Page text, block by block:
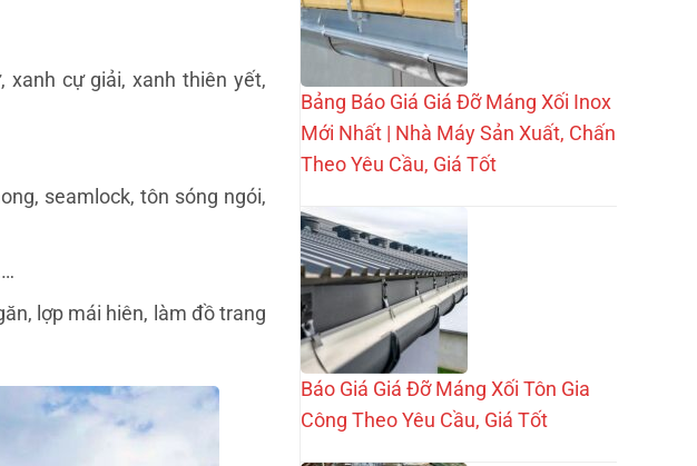
xanh cự giải, xanh thiên yết,
seamlock, tôn sóng ngói,
lợp mái hiên, làm đồ trang
Bảng Báo Giá Giá Đỡ Máng Xối Inox
Mới Nhất | Nhà Máy Sản Xuất, Chấn
Theo Yêu Cầu, Giá Tốt
Báo Giá Giá Đỡ Máng Xối Tôn Gia
Công Theo Yêu Cầu, Giá Tốt